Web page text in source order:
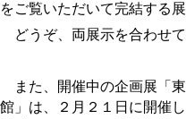
をご覧いただいて完結する展
どうぞ、両展示を合わせて
また、開催中の企画展「
館」は、２月２１日に開催